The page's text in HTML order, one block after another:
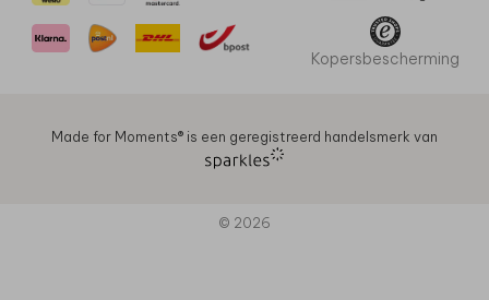
Kopersbescherming
Made for Moments®️ is een geregistreerd handelsmerk van
© 2026